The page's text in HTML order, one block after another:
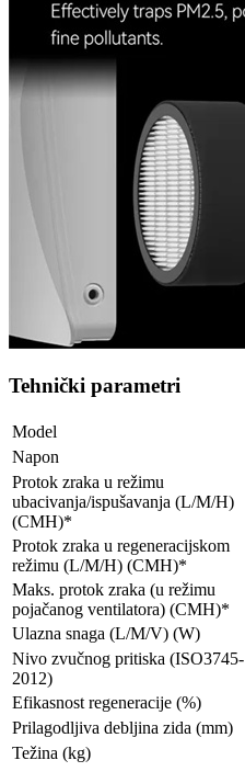
Tehnički parametri
Model
Napon
Protok zraka u režimu
ubacivanja/ispušavanja (L/M/H)
(CMH)*
Protok zraka u regeneracijskom
režimu (L/M/H) (CMH)*
Maks. protok zraka (u režimu
pojačanog ventilatora) (CMH)*
Ulazna snaga (L/M/V) (W)
Nivo zvučnog pritiska (ISO3745-
2012)
Efikasnost regeneracije (%)
Prilagodljiva debljina zida (mm)
Težina (kg)